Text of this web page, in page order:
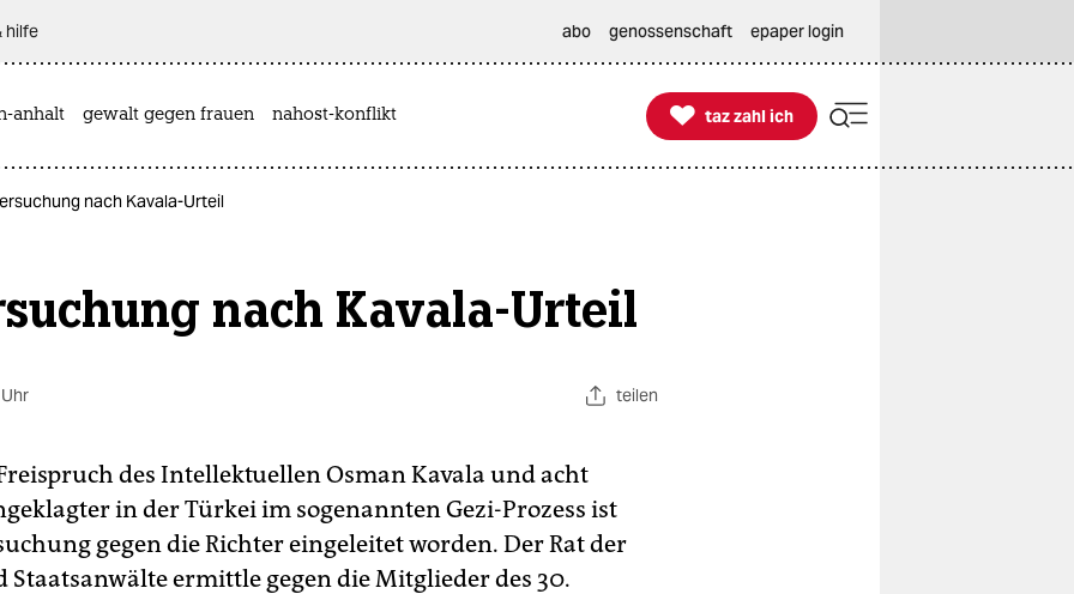
hilfe abo genossenschaft epaper login
anhalt gewalt gegen frauen nahost-konflikt 
taz zahl ich
taz zahl ich
nach Kavala-Urteil
nach Kavala-Urteil
teilen
des Intellektuellen Osman Kavala und acht
in der Türkei im sogenannten Gezi-Prozess ist
gegen die Richter eingeleitet worden. Der Rat der
Staatsanwälte ermittle gegen die Mitglieder des 30.